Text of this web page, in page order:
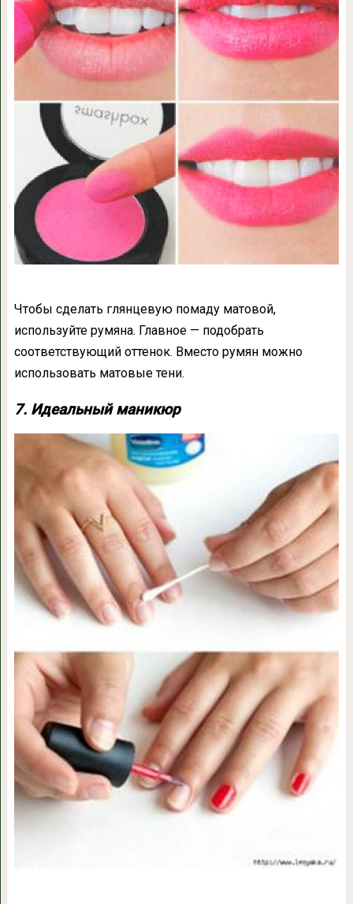
Чтобы сделать глянцевую помаду матовой,
используйте румяна. Главное — подобрать
соответствующий оттенок. Вместо румян можно
использовать матовые тени.
7. Идеальный маникюр